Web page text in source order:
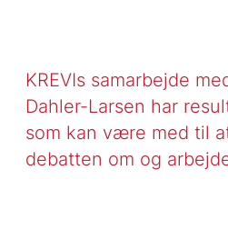
KREVIs samarbejde
Dahler-Larsen har
som kan være med til
debatten om og